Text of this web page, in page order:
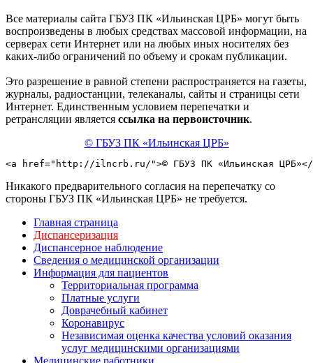
Все материалы сайта ГБУЗ ПК «Ильинская ЦРБ» могут быть
воспроизведены в любых средствах массовой информации, на
серверах сети Интернет или на любых иных носителях без
каких-либо ограничений по объему и срокам публикации.
Это разрешение в равной степени распространяется на газеты,
журналы, радиостанции, телеканалы, сайты и страницы сети
Интернет. Единственным условием перепечатки и
ретрансляции является ссылка на первоисточник.
© ГБУЗ ПК «Ильинская ЦРБ»
<a href="http://ilncrb.ru/">© ГБУЗ ПК «Ильинская ЦРБ»</
Никакого предварительного согласия на перепечатку со
стороны ГБУЗ ПК «Ильинская ЦРБ» не требуется.
Главная страница
Диспансеризация
Диспансерное наблюдение
Сведения о медицинской организации
Информация для пациентов
Территориальная программа
Платные услуги
Доврачебный кабинет
Коронавирус
Независимая оценка качества условий оказания
услуг медицинскими организациями